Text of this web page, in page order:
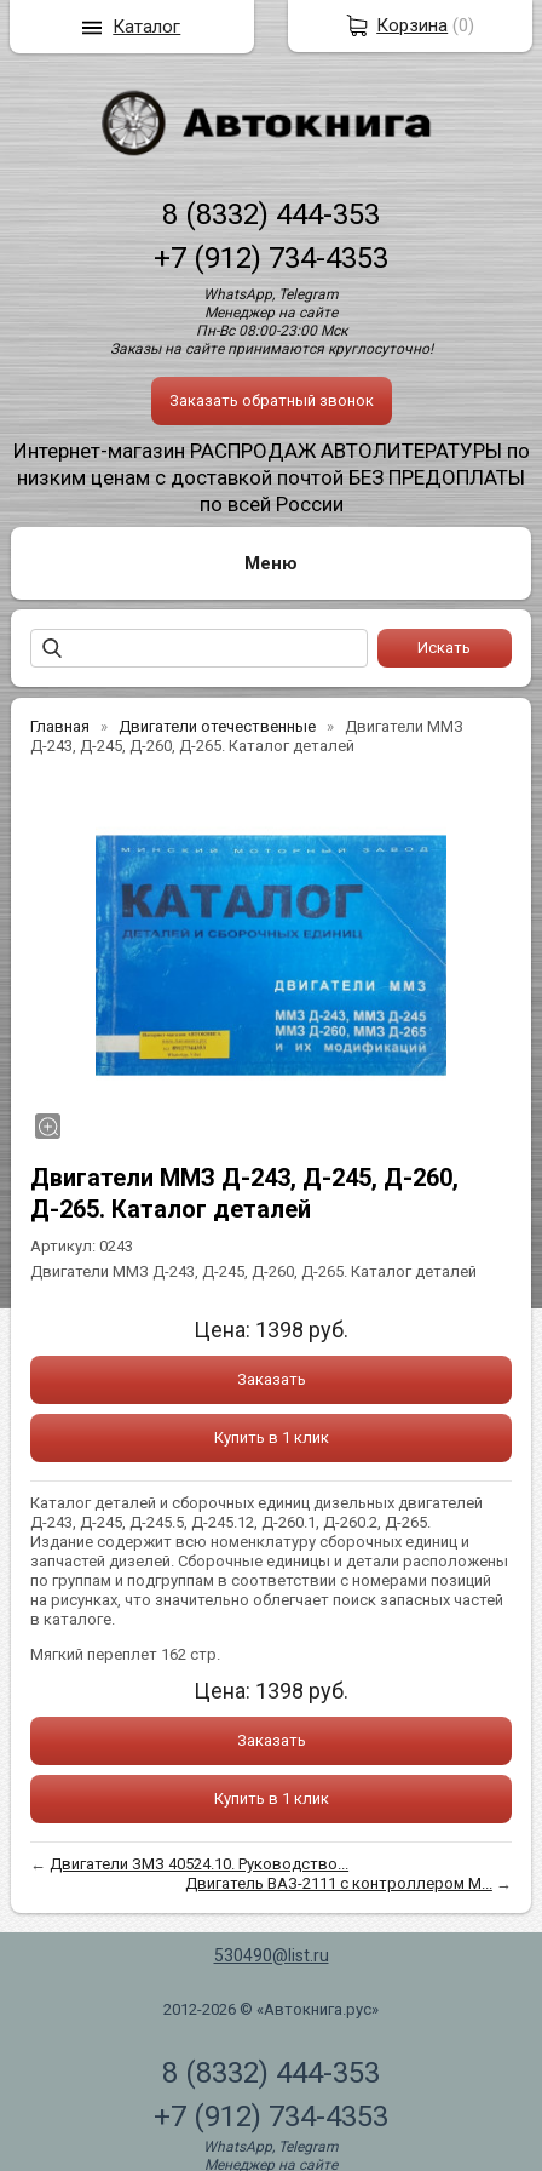
8 (8332) 444-353
+7 (912) 734-4353
WhatsApp, Telegram
Менеджер на сайте
Пн-Вс 08:00-23:00 Мск
Заказы на сайте принимаются круглосуточно!
Заказать обратный звонок
Интернет-магазин РАСПРОДАЖ АВТОЛИТЕРАТУРЫ по
низким ценам с доставкой почтой БЕЗ ПРЕДОПЛАТЫ
по всей России
Главная Двигатели отечественные
Двигатели ММЗ
Д-243, Д-245, Д-260, Д-265. Каталог деталей
Двигатели ММЗ Д-243, Д-245, Д-260,
Д-265. Каталог деталей
Артикул:0243
Двигатели ММЗ Д-243, Д-245, Д-260, Д-265. Каталог деталей
Цена: 1398 руб.
Заказать
Купить в 1 клик
Каталог деталей и сборочных единиц дизельных двигателей
Д-243, Д-245, Д-245.5, Д-245.12, Д-260.1, Д-260.2, Д-265.
Издание содержит всю номенклатуру сборочных единиц и
запчастей дизелей. Сборочные единицы и детали расположены
по группам и подгруппам в соответствии с номерами позиций
на рисунках, что значительно облегчает поиск запасных частей
в каталоге.
Мягкий переплет 162 стр.
Цена: 1398 руб.
Заказать
Купить в 1 клик
← Двигатели ЗМЗ 40524.10. Руководство...
Двигатель ВАЗ-2111 с контроллером М...
→
530490@list.ru
2012-2026 © «Автокнига.рус»
8 (8332) 444-353
+7 (912) 734-4353
WhatsApp, Telegram
Менеджер на сайте
Корзина (0)
Каталог